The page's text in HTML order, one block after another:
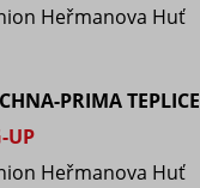
Heřmanova Huť
PRIMA TEPLICE
UP
Heřmanova Huť